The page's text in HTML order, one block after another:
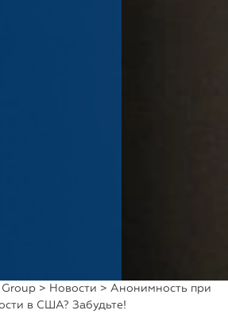
> Новости > Анонимность при
в США? Забудьте!